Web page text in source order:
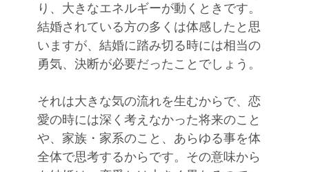
り、大きなエネルギーが動くときです。
結婚されている方の多くは体感したと思
いますが、結婚に踏み切る時には相当の
勇気、決断が必要だったことでしょう。
それは大きな気の流れを生むからで、恋
愛の時には深く考えなかった将来のこと
や、家族・家系のこと、あらゆる事を体
全体で思考するからです。その意味から